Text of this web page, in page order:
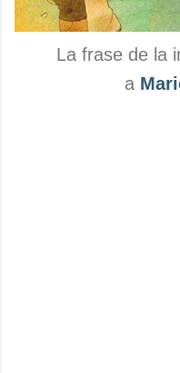
La frase de la
a